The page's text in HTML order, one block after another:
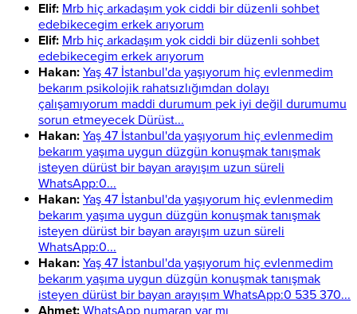
Elif: Mrb hiç arkadaşım yok ciddi bir düzenli sohbet
edebikecegim erkek arıyorum
Elif: Mrb hiç arkadaşım yok ciddi bir düzenli sohbet
edebikecegim erkek arıyorum
Hakan: Yaş 47 İstanbul'da yaşıyorum hiç evlenmedim
bekarım psikolojik rahatsızlığımdan dolayı
çalışamıyorum maddi durumum pek iyi değil durumumu
sorun etmeyecek Dürüst...
Hakan: Yaş 47 İstanbul'da yaşıyorum hiç evlenmedim
bekarım yaşıma uygun düzgün konuşmak tanışmak
isteyen dürüst bir bayan arayışım uzun süreli
WhatsApp:0...
Hakan: Yaş 47 İstanbul'da yaşıyorum hiç evlenmedim
bekarım yaşıma uygun düzgün konuşmak tanışmak
isteyen dürüst bir bayan arayışım uzun süreli
WhatsApp:0...
Hakan: Yaş 47 İstanbul'da yaşıyorum hiç evlenmedim
bekarım yaşıma uygun düzgün konuşmak tanışmak
isteyen dürüst bir bayan arayışım WhatsApp:0 535 370...